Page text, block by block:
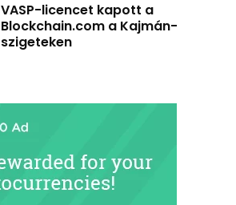
VASP-licencet kapott a
Blockchain.com a Kajmán-
szigeteken